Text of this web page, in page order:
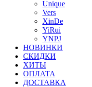
Unique
Vers
XinDe
YiRui
YNPJ
НОВИНКИ
СКИДКИ
ХИТЫ
ОПЛАТА
ДОСТАВКА